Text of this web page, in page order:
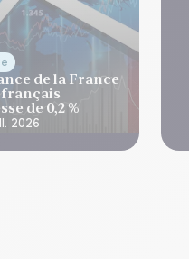
de la France
français
de 0,2 %
2026